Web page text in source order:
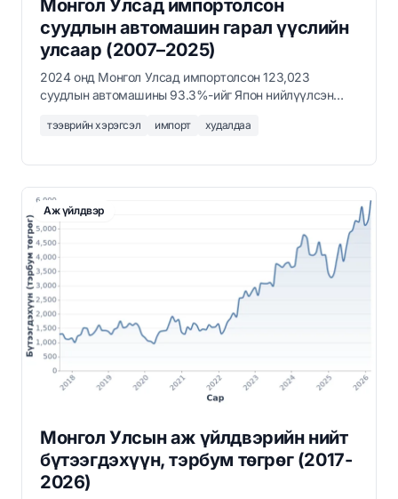
Монгол Улсад импортолсон
суудлын автомашин гарал үүслийн
улсаар (2007–2025)
2024 онд Монгол Улсад импортолсон 123,023
суудлын автомашины 93.3%-ийг Япон нийлүүлсэн
дагаж байв. Энэ нь Монгол Улс Зүүн Азийн хуучин
байна.
тээврийн хэрэгсэл импорт худалдаа
Аж үйлдвэр
Монгол Улсын аж үйлдвэрийн нийт
бүтээгдэхүүн, тэрбум төгрөг (2017-
2026)